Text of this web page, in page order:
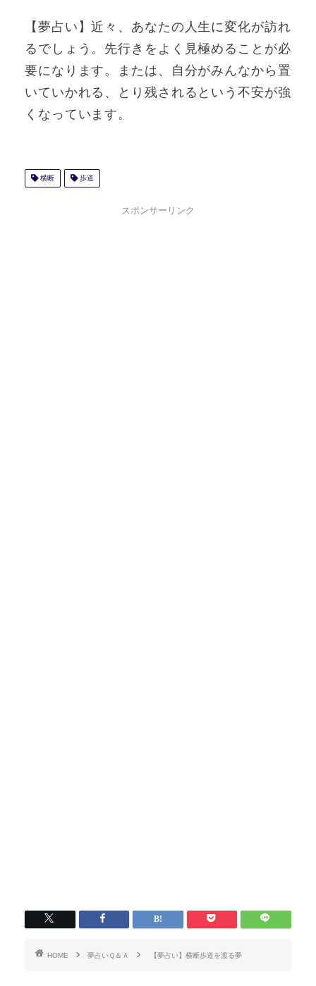
【夢占い】近々、あなたの人生に変化が訪れ
るでしょう。先行きをよく見極めることが必
要になります。または、自分がみんなから置
いていかれる、とり残されるという不安が強
くなっています。
横断 歩道
スポンサーリンク
HOME 夢占いＱ＆Ａ 【夢占い】横断歩道を渡る夢